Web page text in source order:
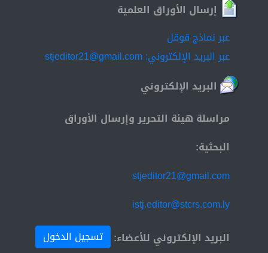
إرسال الأوراق العلمية
عبر نماذج قوقل
عبر البريد الإلكتروني: stjeditor21@gmail.com
البريد الإلكتروني
مراسلة هيئة التحرير وإرسال الأوراق
البحثية:
stjeditor21@gmail.com
istj.editor@stcrs.com.ly
البريد الإلكتروني للأعضاء:
تسجيل الدخول